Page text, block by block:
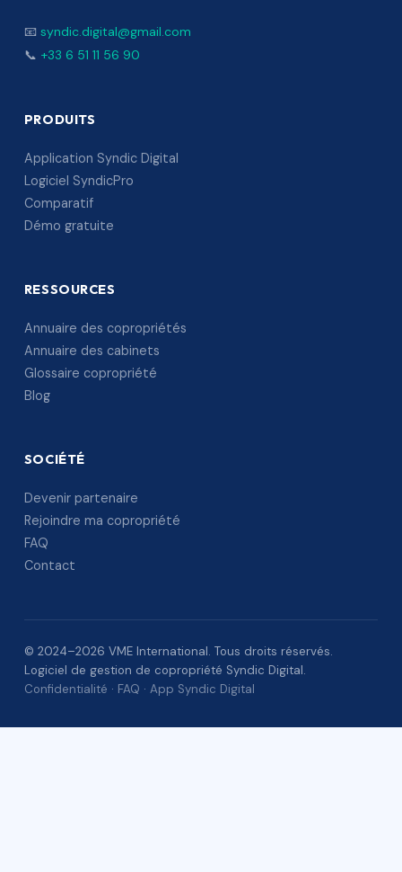
📧 syndic.digital@gmail.com
📞 +33 6 51 11 56 90
PRODUITS
Application Syndic Digital
Logiciel SyndicPro
Comparatif
Démo gratuite
RESSOURCES
Annuaire des copropriétés
Annuaire des cabinets
Glossaire copropriété
Blog
SOCIÉTÉ
Devenir partenaire
Rejoindre ma copropriété
FAQ
Contact
© 2024–2026 VME International. Tous droits réservés.
Logiciel de gestion de copropriété Syndic Digital.
Confidentialité · FAQ · App Syndic Digital